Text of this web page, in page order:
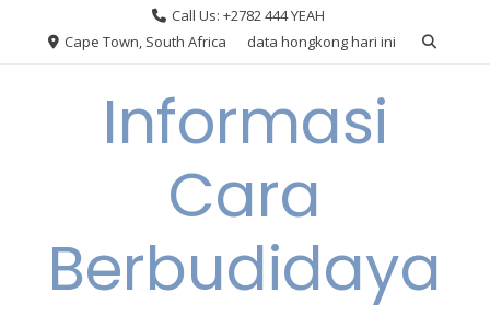
Call Us: +2782 444 YEAH
Cape Town, South Africa
data hongkong hari ini
Informasi
Cara
Berbudidaya